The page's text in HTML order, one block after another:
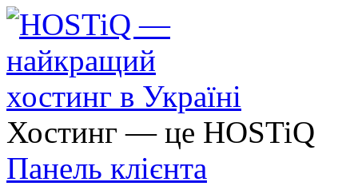
Хостинг — це HOSTiQ
Панель клієнта